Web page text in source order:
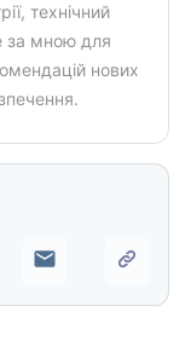
технічний
за мною для
нових